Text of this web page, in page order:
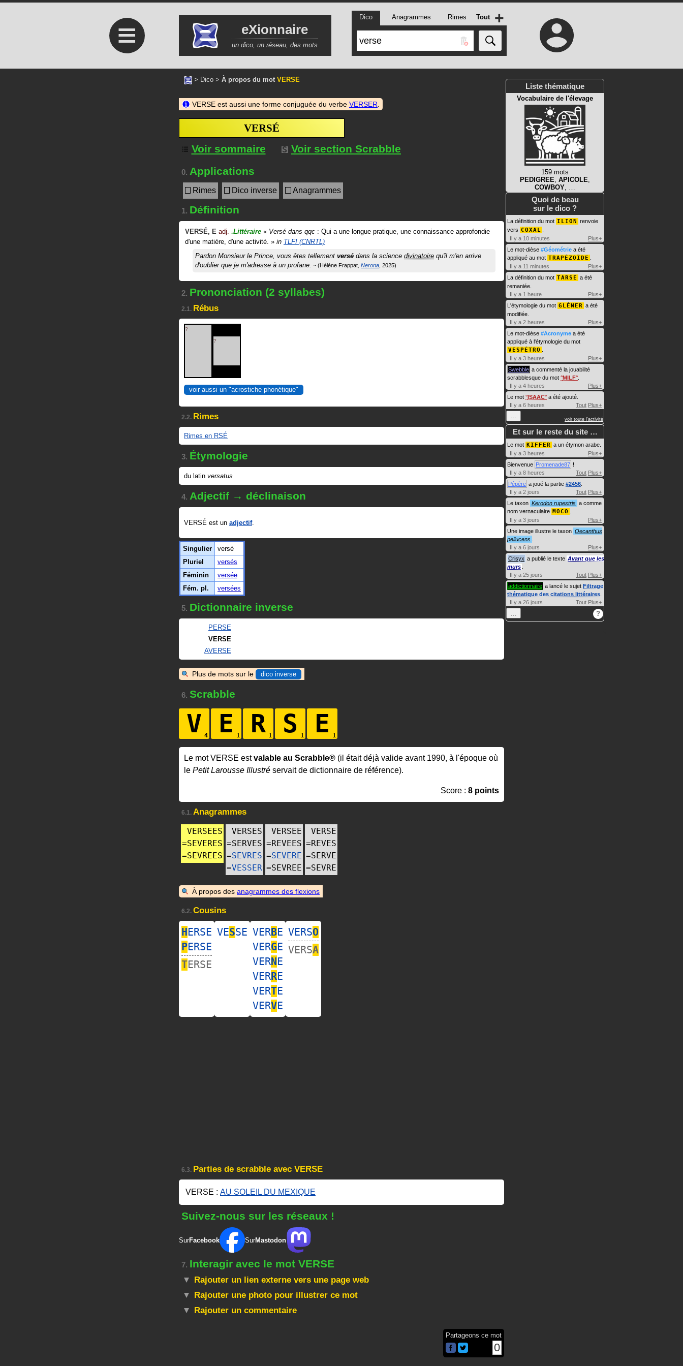
≡ eXionnaire
un dico, un réseau, des mots
Dico Anagrammes Rimes Tout +
> Dico > À propos du mot VERSE
VERSE est aussi une forme conjuguée du verbe VERSER
VERSÉ
Voir sommaire
Voir section Scrabble
0. Applications
Rimes Dico inverse Anagrammes
1. Définition
VERSÉ, E adj. #Littéraire « Versé dans qqc : Qui a une longue pratique, une connaissance approfondie
d'une matière, d'une activité. » in TLFI (CNRTL)
Pardon Monsieur le Prince, vous êtes tellement versé dans la science divinatoire qu'il m'en arrive
d'oublier que je m'adresse à un profane.
Hélène Frappat Nerona 2025
2. Prononciation (2 syllabes)
2.1. Rébus
?
?
voir aussi un "acrostiche phonétique"
2.2. Rimes
Rimes en RSÉ
3. Étymologie
du latin versatus
4. Adjectif → déclinaison
VERSÉ est un adjectif.
Singulier
versé
Pluriel
versés
Féminin
versée
Fém. pl.
versées
5. Dictionnaire inverse
PERSE
VERSE
AVERSE
Plus de mots sur le dico inverse
6. Scrabble
V E R S E
Le mot VERSE estvalable au Scrabble® (il était déjà valide avant 1990, à l'époque où
le Petit Larousse Illustré servait de dictionnaire de référence).
Score : 8 points
6.1. Anagrammes
VERSEES
=SEVERES
=SEVREES
VERSES
=SERVES
=SEVRES
=VESSER
VERSEE
=REVEES
=SEVERE
=SEVREE
VERSE
=REVES
=SERVE
=SEVRE
À propos des anagrammes des flexions
6.2. Cousins
HERSE
PERSE
TERSE
VESSE VERBE
VERGE
VERNE
VERRE
VERTE
VERVE
VERSO
VERSA
6.3. Parties de scrabble avec VERSE
VERSE : AU SOLEIL DU MEXIQUE
Suivez-nous sur les réseaux !
SurFacebook SurMastodon
7. Interagir avec le mot VERSE
Rajouter un lien externe vers une page web
Rajouter une photo pour illustrer ce mot
Rajouter un commentaire
Partageons ce mot
0
Liste thématique
Vocabulaire de l'élevage
159 mots
PEDIGREE, APICOLE,
COWBOY, …
Quoi de beau
sur le dico ?
La définition du mot ILION renvoie
vers COXAL
Il y a 10 minutes
Plus+
Le mot-dièse #Géométrie a été
appliqué au mot TRAPÉZOÏDE
Il y a 11 minutes
Plus+
La définition du mot TARSE a été
remaniée.
Il y a 1 heure
Plus+
L'étymologie du mot GLÉNER a été
modifiée.
Il y a 2 heures
Plus+
Le mot-dièse #Acronyme a été
appliqué à l'étymologie du mot
VESPÉTRO
Il y a 3 heures
Plus+
Swebble a commenté la jouabilité
scrabblesque du mot MILF
Il y a 4 heures
Plus+
Le mot ISAAC a été ajouté.
Il y a 6 heures
Tout Plus+
… voir toute l'activité
Et sur le reste du site …
Le mot KIFFER a un étymon arabe.
Il y a 3 heures
Plus+
Bienvenue Promenade87 !
Il y a 8 heures
Tout Plus+
Pépère a joué la partie #2456
Il y a 2 jours
Tout Plus+
Le taxon Kerodon rupestris a comme
nom vernaculaire MOCO
Il y a 3 jours
Plus+
Une image illustre le taxon Oecanthus
pellucens
Il y a 6 jours
Plus+
Crisyx a publié le texte Avant que les
murs
Il y a 25 jours
Tout Plus+
addictionnaire a lancé le sujet Filtrage
thématique des citations littéraires
Il y a 26 jours
Tout Plus+
… ?